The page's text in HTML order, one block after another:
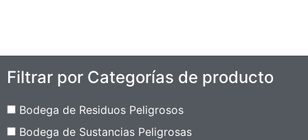
Filtrar por Categorías de producto
Bodega de Residuos Peligrosos
Bodega de Sustancias Peligrosas